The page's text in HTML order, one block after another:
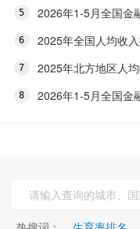
2026年1-5月全国金
2025年全国人均收
2025年北方地区人
2026年1-5月全国金